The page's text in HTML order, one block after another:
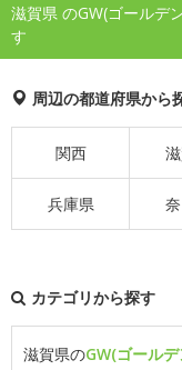
滋賀県 のGW(ゴールデ
す
周辺の都道府県から
関西
兵庫県
カテゴリから探す
滋賀県のGW(ゴール